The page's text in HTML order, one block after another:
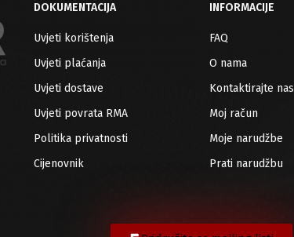
DOKUMENTACIJA
Uvjeti korištenja
Uvjeti plaćanja
Uvjeti dostave
Uvjeti povrata RMA
Politika privatnosti
Cijenovnik
INFORMACIJE
FAQ
O nama
Kontaktirajte nas
Moj račun
Moje narudžbe
Prati narudžbu